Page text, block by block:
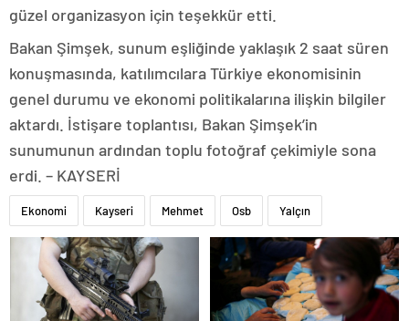
güzel organizasyon için teşekkür etti.
Bakan Şimşek, sunum eşliğinde yaklaşık 2 saat süren
konuşmasında, katılımcılara Türkiye ekonomisinin
genel durumu ve ekonomi politikalarına ilişkin bilgiler
aktardı. İstişare toplantısı, Bakan Şimşek’in
sunumunun ardından toplu fotoğraf çekimiyle sona
erdi. – KAYSERİ
Ekonomi Kayseri Mehmet Osb Yalçın